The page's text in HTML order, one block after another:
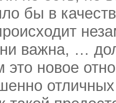
бы в
важна, …
это новое